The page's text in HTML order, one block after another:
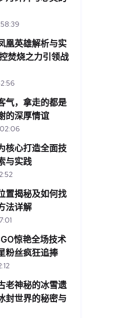
凰英雄解析与实
焚烧之力引领战
气，拿走的都是
的深厚情谊
核心打造全面技
与实践
置揭秘及如何找
法详解
惊艳全场技术
粉丝疯狂追捧
老神秘的冰雪遗
封世界的秘密与